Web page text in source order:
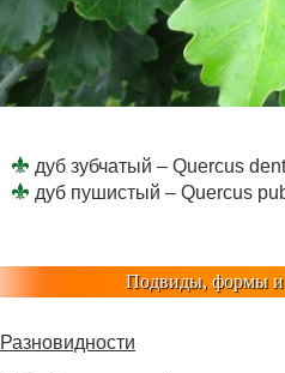
дуб зубчатый – Quercus
дуб пушистый – Quercus
Подвиды, формы и
Разновидности